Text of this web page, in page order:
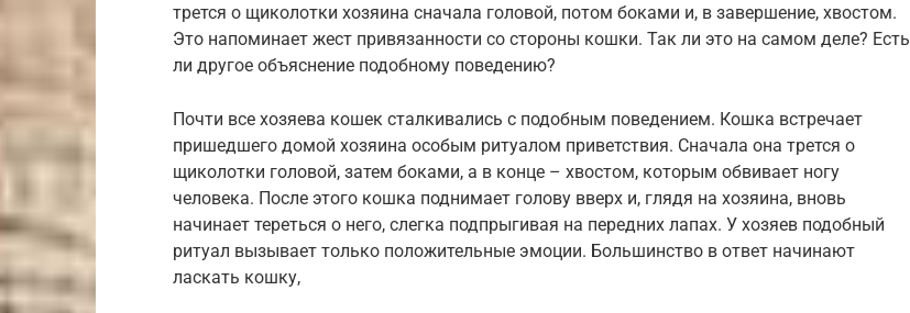
трется о щиколотки хозяина сначала головой, потом боками и, в завершение, хвостом.
Это напоминает жест привязанности со стороны кошки. Так ли это на самом деле? Есть
ли другое объяснение подобному поведению?
Почти все хозяева кошек сталкивались с подобным поведением. Кошка встречает
пришедшего домой хозяина особым ритуалом приветствия. Сначала она трется о
щиколотки головой, затем боками, а в конце – хвостом, которым обвивает ногу
человека. После этого кошка поднимает голову вверх и, глядя на хозяина, вновь
начинает тереться о него, слегка подпрыгивая на передних лапах. У хозяев подобный
ритуал вызывает только положительные эмоции. Большинство в ответ начинают
ласкать кошку,